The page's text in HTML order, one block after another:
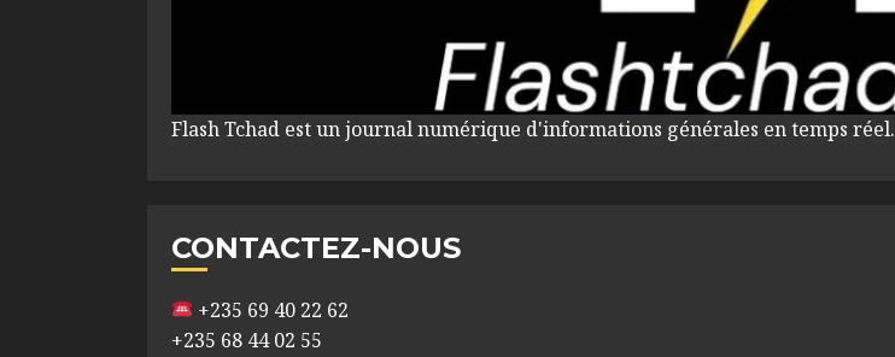
Flash Tchad est un journal numérique d'informations générales en temps réel.
CONTACTEZ-NOUS
+235 69 40 22 62
+235 68 44 02 55